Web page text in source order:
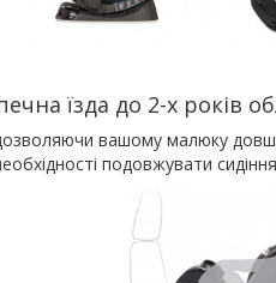
їзда до 2-х років
вашому малюку
подовжувати